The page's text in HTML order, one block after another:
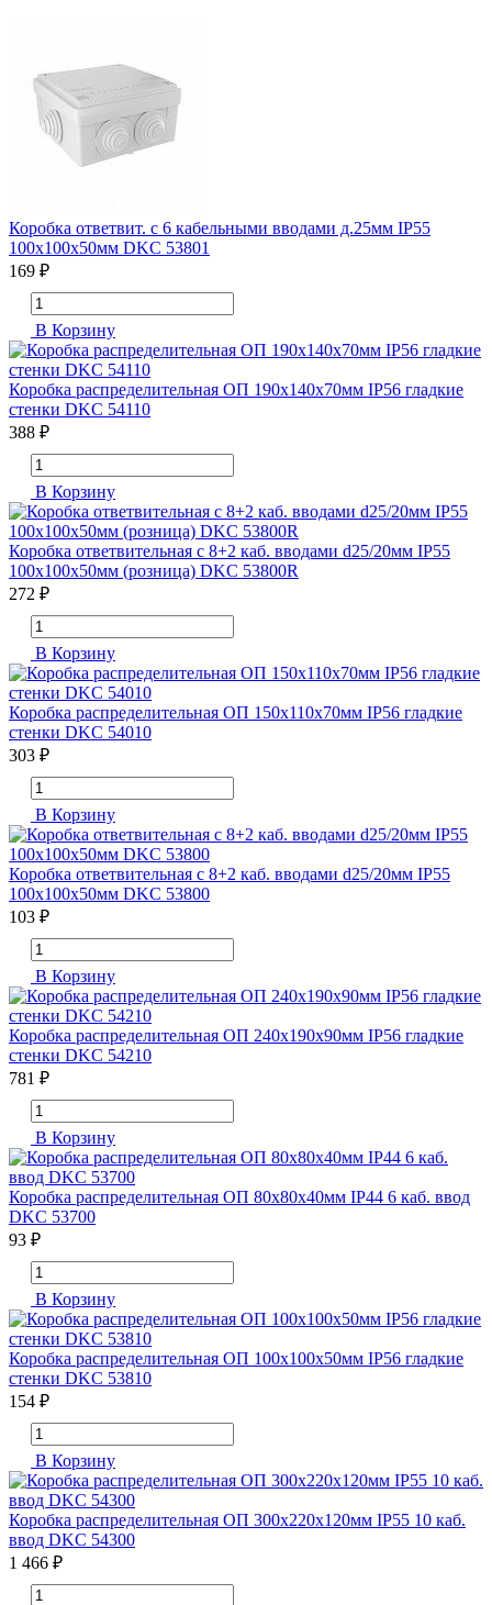
Коробка ответвит. с 6 кабельными вводами д.25мм IP55
100х100х50мм DKC 53801
169 ₽
В Корзину
Коробка распределительная ОП 190х140х70мм IP56 гладкие
стенки DKC 54110
388 ₽
В Корзину
Коробка ответвительная с 8+2 каб. вводами d25/20мм IP55
100х100х50мм (розница) DKC 53800R
272 ₽
В Корзину
Коробка распределительная ОП 150х110х70мм IP56 гладкие
стенки DKC 54010
303 ₽
В Корзину
Коробка ответвительная с 8+2 каб. вводами d25/20мм IP55
100х100х50мм DKC 53800
103 ₽
В Корзину
Коробка распределительная ОП 240х190х90мм IP56 гладкие
стенки DKC 54210
781 ₽
В Корзину
Коробка распределительная ОП 80х80х40мм IP44 6 каб. ввод
DKC 53700
93 ₽
В Корзину
Коробка распределительная ОП 100х100х50мм IP56 гладкие
стенки DKC 53810
154 ₽
В Корзину
Коробка распределительная ОП 300х220х120мм IP55 10 каб.
ввод DKC 54300
1 466 ₽